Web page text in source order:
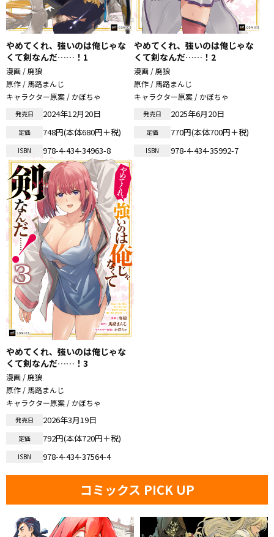
やめてくれ、強いのは俺じゃな
くて剣なんだ……！1
漫画 / 廃狼
原作 / 馬路まんじ
キャラクター原案 / かぼちゃ
発売日 2024年12月20日
定価 748円(本体680円＋税)
ISBN 978-4-434-34963-8
やめてくれ、強いのは俺じゃな
くて剣なんだ……！2
漫画 / 廃狼
原作 / 馬路まんじ
キャラクター原案 / かぼちゃ
発売日 2025年6月20日
定価 770円(本体700円＋税)
ISBN 978-4-434-35992-7
やめてくれ、強いのは俺じゃな
くて剣なんだ……！3
漫画 / 廃狼
原作 / 馬路まんじ
キャラクター原案 / かぼちゃ
発売日 2026年3月19日
定価 792円(本体720円＋税)
ISBN 978-4-434-37564-4
コミックス PICK UP